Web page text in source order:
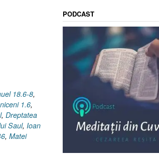
18.6-8,
1.6,
, Dreptatea
Saul, Ioan
, Matei
PODCAST